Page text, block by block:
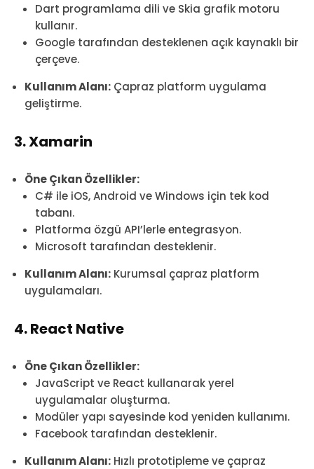
Dart programlama dili ve Skia grafik motoru
kullanır.
Google tarafından desteklenen açık kaynaklı bir
çerçeve.
Kullanım Alanı: Çapraz platform uygulama
geliştirme.
3. Xamarin
Öne Çıkan Özellikler:
C# ile iOS, Android ve Windows için tek kod
tabanı.
Platforma özgü API’lerle entegrasyon.
Microsoft tarafından desteklenir.
Kullanım Alanı: Kurumsal çapraz platform
uygulamaları.
4. React Native
Öne Çıkan Özellikler:
JavaScript ve React kullanarak yerel
uygulamalar oluşturma.
Modüler yapı sayesinde kod yeniden kullanımı.
Facebook tarafından desteklenir.
Kullanım Alanı: Hızlı prototipleme ve çapraz